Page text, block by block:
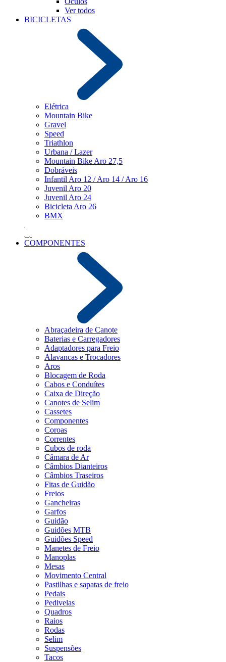
Ver todos
BICICLETAS
Elétrica
Mountain Bike
Gravel
Speed
Triathlon
Urbana / Lazer
Mountain Bike Aro 27,5
Dobráveis
Infantil Aro 12 / Aro 14 / Aro 16
Juvenil Aro 20
Juvenil Aro 24
Bicicleta Aro 26
BMX
COMPONENTES
Abraçadeira de Canote
Baterias e Carregadores
Adaptadores para Freio
Alavancas e Trocadores
Aros
Blocagem de Roda
Cabos e Conduítes
Caixa de Direção
Canotes de Selim
Cassetes
Componentes
Coroas
Correntes
Cubos de roda
Câmara de Ar
Câmbios Dianteiros
Câmbios Traseiros
Fitas de Guidão
Freios
Gancheiras
Garfos
Guidão
Guidões MTB
Guidões Speed
Manetes de Freio
Manoplas
Mesas
Movimento Central
Pastilhas e sapatas de freio
Pedais
Pedivelas
Quadros
Raios
Rodas
Selim
Suspensões
Tacos